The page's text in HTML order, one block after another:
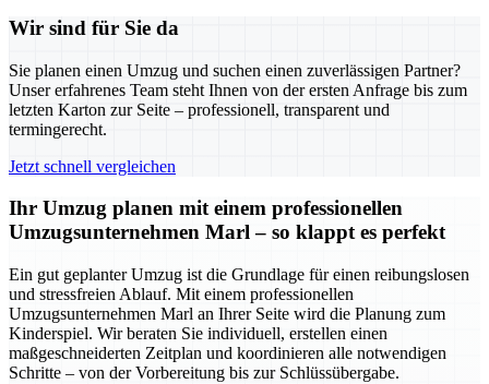
Wir sind für Sie da
Sie planen einen Umzug und suchen einen zuverlässigen Partner?
Unser erfahrenes Team steht Ihnen von der ersten Anfrage bis zum
letzten Karton zur Seite – professionell, transparent und
termingerecht.
Jetzt schnell vergleichen
Ihr Umzug planen mit einem professionellen
Umzugsunternehmen Marl – so klappt es perfekt
Ein gut geplanter Umzug ist die Grundlage für einen reibungslosen
und stressfreien Ablauf. Mit einem professionellen
Umzugsunternehmen Marl an Ihrer Seite wird die Planung zum
Kinderspiel. Wir beraten Sie individuell, erstellen einen
maßgeschneiderten Zeitplan und koordinieren alle notwendigen
Schritte – von der Vorbereitung bis zur Schlüssübergabe.